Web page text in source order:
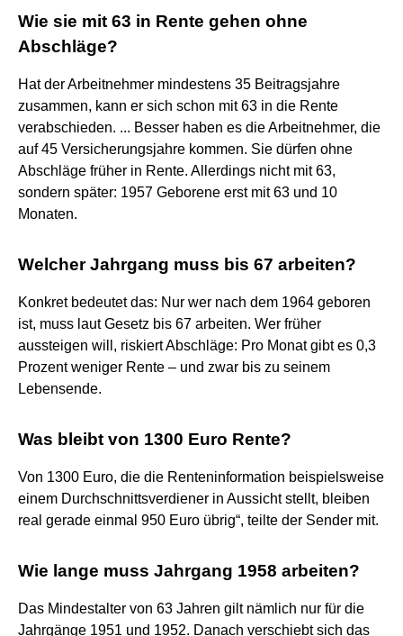
Wie sie mit 63 in Rente gehen ohne
Abschläge?
Hat der Arbeitnehmer mindestens 35 Beitragsjahre
zusammen, kann er sich schon mit 63 in die Rente
verabschieden. ... Besser haben es die Arbeitnehmer, die
auf 45 Versicherungsjahre kommen. Sie dürfen ohne
Abschläge früher in Rente. Allerdings nicht mit 63,
sondern später: 1957 Geborene erst mit 63 und 10
Monaten.
Welcher Jahrgang muss bis 67 arbeiten?
Konkret bedeutet das: Nur wer nach dem 1964 geboren
ist, muss laut Gesetz bis 67 arbeiten. Wer früher
aussteigen will, riskiert Abschläge: Pro Monat gibt es 0,3
Prozent weniger Rente – und zwar bis zu seinem
Lebensende.
Was bleibt von 1300 Euro Rente?
Von 1300 Euro, die die Renteninformation beispielsweise
einem Durchschnittsverdiener in Aussicht stellt, bleiben
real gerade einmal 950 Euro übrig“, teilte der Sender mit.
Wie lange muss Jahrgang 1958 arbeiten?
Das Mindestalter von 63 Jahren gilt nämlich nur für die
Jahrgänge 1951 und 1952. Danach verschiebt sich das